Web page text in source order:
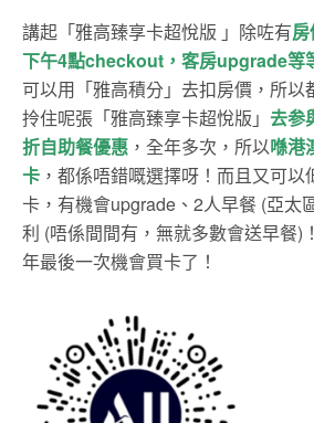
講起「雅高臻享卡超悅版 」除咗有
下午4點checkout，客房upgrade等
可以用「雅高積分」去扣房價，所以
拎住呢張「雅高臻享卡超悅版」 去参
折自助餐優惠 ，全年多次，所以喺港
卡 ，都係唔錯嘅選擇呀！而且又可
卡，有機會upgrade、2人早餐 (亞太
利 (唔係間間有，無就多數會送早餐)
年最後一次機會買卡了！